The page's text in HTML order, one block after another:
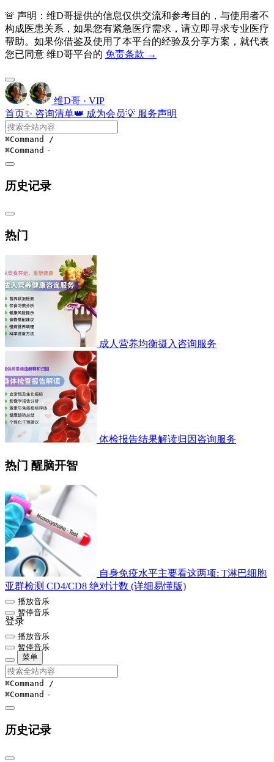
🚨 声明：维D哥提供的信息仅供交流和参考目的，与使用者不
构成医患关系，如果您有紧急医疗需求，请立即寻求专业医疗
帮助。如果你借鉴及使用了本平台的经验及分享方案，就代表
您已同意 维D哥平台的 免责条款 →
维D哥 · VIP
首页✨ 咨询清单👑 成为会员💡 服务声明
⌘Command /
⌘Command -
历史记录
热门
成人营养均衡摄入咨询服务
体检报告结果解读归因咨询服务
热门 醒脑开智
自身免疫水平主要看这两项: T淋巴细胞
亚群检测 CD4/CD8 绝对计数 (详细易懂版)
播放音乐
暂停音乐
登录
播放音乐
暂停音乐
菜单
⌘Command /
⌘Command -
历史记录